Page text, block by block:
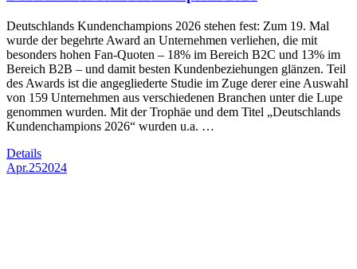
Deutschlands Kundenchampions 2026 stehen fest: Zum 19. Mal
wurde der begehrte Award an Unternehmen verliehen, die mit
besonders hohen Fan-Quoten – 18% im Bereich B2C und 13% im
Bereich B2B – und damit besten Kundenbeziehungen glänzen. Teil
des Awards ist die angegliederte Studie im Zuge derer eine Auswahl
von 159 Unternehmen aus verschiedenen Branchen unter die Lupe
genommen wurden. Mit der Trophäe und dem Titel „Deutschlands
Kundenchampions 2026“ wurden u.a. …
Details
Apr.252024